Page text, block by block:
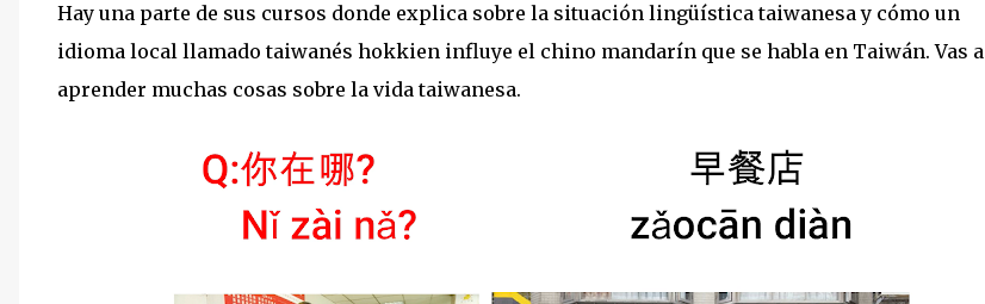
Hay una parte de sus cursos donde explica sobre la situación lingüística taiwanesa y cómo un
idioma local llamado taiwanés hokkien influye el chino mandarín que se habla en Taiwán. Vas a
aprender muchas cosas sobre la vida taiwanesa.